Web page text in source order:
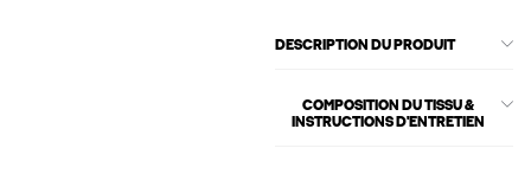
DESCRIPTION DU PRODUIT
COMPOSITION DU TISSU &
INSTRUCTIONS D'ENTRETIEN